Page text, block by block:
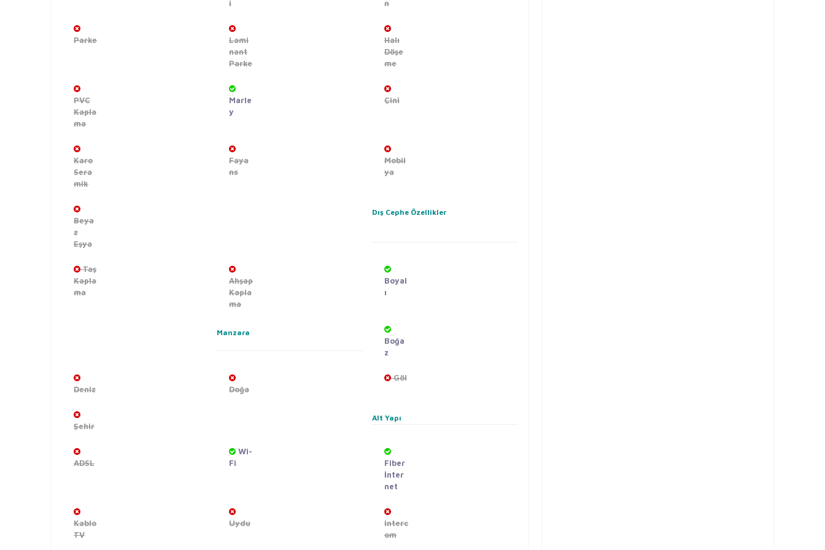
i
n
Parke
Lami
nant
Parke
Halı
Döşe
me
PVC
Kapla
ma
Marle
y
Çini
Karo
Sera
mik
Faya
ns
Mobil
ya
Beya
z
Eşya
Dış Cephe Özellikler
Taş
Kapla
ma
Ahşap
Kapla
ma
Boyal
ı
Manzara
Boğa
z
Deniz Doğa
Göl
Şehir
Alt Yapı
ADSL
Wi-
Fi
Fiber
İnter
net
Kablo
TV
Uydu
Interc
om